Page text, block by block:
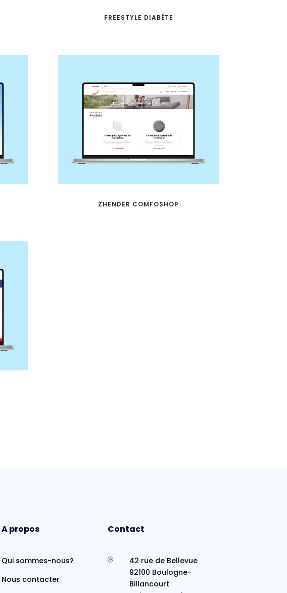
FREESTYLE DIABÈTE
ZHENDER COMFOSHOP
A propos
Qui sommes-nous?
Nous contacter
Contact
42 rue de Bellevue
92100 Boulogne-
Billancourt